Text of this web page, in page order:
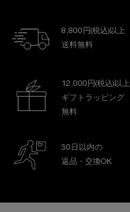
8,800円(税込)以上
送料無料
12,000円(税込)以上
ギフトラッピング
無料
30日以内の
返品・交換OK